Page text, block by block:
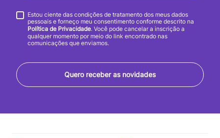
Quero receber as novidades
Estou ciente das condições de tratamento dos meus dados
pessoais e forneço meu consentimento conforme descrito na
Política de Privacidade. Você pode cancelar a inscrição a
qualquer momento por meio do link encontrado nas
comunicações que enviamos.